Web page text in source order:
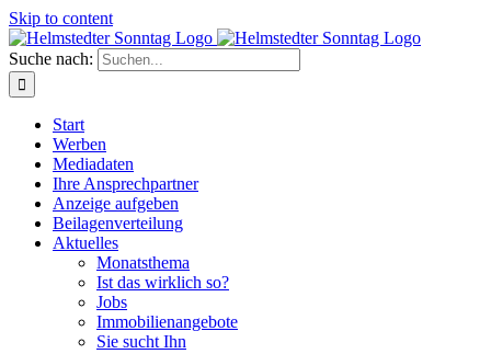
Skip to content
Suche nach:
Start
Werben
Mediadaten
Ihre Ansprechpartner
Anzeige aufgeben
Beilagenverteilung
Aktuelles
Monatsthema
Ist das wirklich so?
Jobs
Immobilienangebote
Sie sucht Ihn